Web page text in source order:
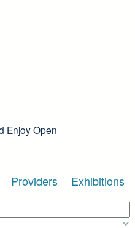
Enjoy Open
Providers Exhibitions